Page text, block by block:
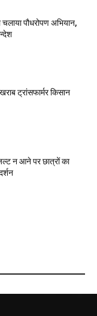
चलाया पौधरोपण अभियान,
ट्रांसफार्मर किसान
न आने पर छात्रों का